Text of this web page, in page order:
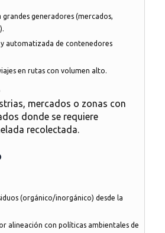
generadores (mercados,
automatizada de contenedores
en rutas con volumen alto.
mercados o zonas con
donde se requiere
recolectada.
(orgánico/inorgánico) desde la
alineación con políticas ambientales de